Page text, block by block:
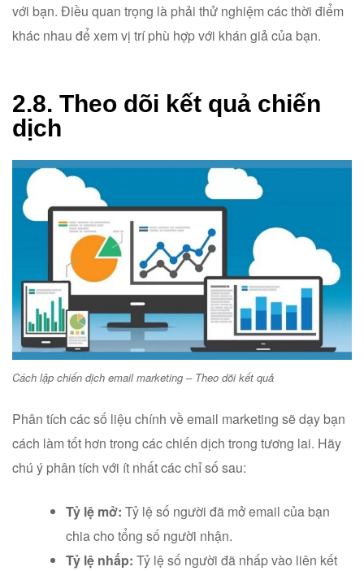
với bạn. Điều quan trọng là phải thử nghiệm các thời điểm
khác nhau để xem vị trí phù hợp với khán giả của bạn.
2.8. Theo dõi kết quả chiến
dịch
Cách lập chiến dịch email marketing – Theo dõi kết quả
Phân tích các số liệu chính về email marketing sẽ dạy bạn
cách làm tốt hơn trong các chiến dịch trong tương lai. Hãy
chú ý phân tích với ít nhất các chỉ số sau:
Tỷ lệ mở: Tỷ lệ số người đã mở email của bạn
chia cho tổng số người nhận.
Tỷ lệ nhấp: Tỷ lệ số người đã nhấp vào liên kết